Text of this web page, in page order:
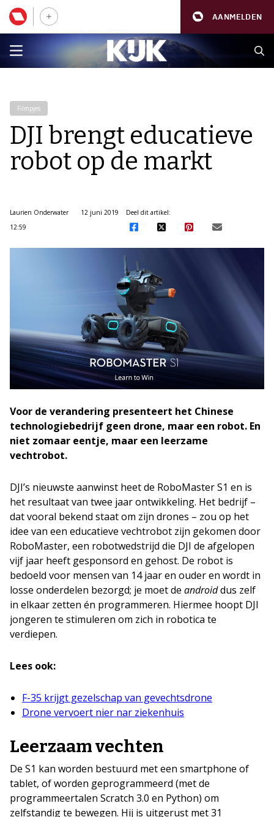
AANMELDEN
Filmpjes
DJI brengt educatieve
robot op de markt
Laurien Onderwater
12 juni 2019
12:59
Deel dit artikel:
Voor de verandering presenteert het Chinese
technologiebedrijf geen drone, maar een robot. En
niet zomaar eentje, maar een leerzame
vechtrobot.
DJI’s nieuwste aanwinst heet de RoboMaster S1 en is
het resultaat van twee jaar ontwikkeling. Het bedrijf –
dat vooral bekend staat om zijn drones – zou op het
idee van een educatieve vechtrobot zijn gekomen door
RoboMaster, een robotwedstrijd die DJI de afgelopen
vijf jaar heeft gesponsord en gehost. De robot is
bedoeld voor mensen van 14 jaar en ouder en wordt in
losse onderdelen bezorgd; je moet de androiddus zelf
in elkaar zetten én programmeren. Hiermee hoopt DJI
jongeren te stimuleren om zich in robotica te
verdiepen.
Lees ook:
F-35 krijgt gezelschap van gevechtsdrone
Drone vervoert nier nar ziekenhuis
Leerzaam vechten
De S1 kan worden bestuurd met een smartphone of
tablet, of worden geprogrammeerd (met de
programmeertalen Scratch 3.0 en Python) om
zelfstandig te bewegen. Hij is uitgerust met 31